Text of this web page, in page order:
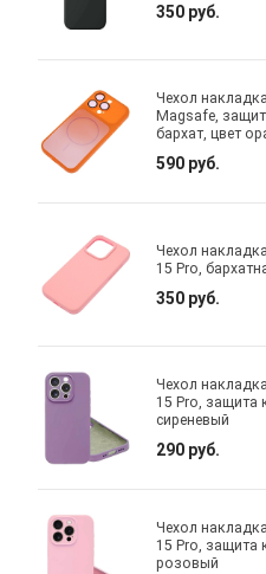
350 руб.
Чехол
Magsafe,
бархат, цвет
590 руб.
Чехол
15 Pro,
350 руб.
Чехол
15 Pro, защита
сиреневый
290 руб.
Чехол
15 Pro, защита
розовый